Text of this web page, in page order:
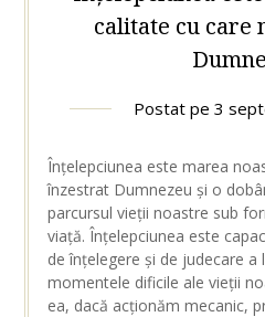
calitate cu care
Postat pe 3
Înțelepciunea este marea
înzestrat Dumnezeu și o
parcursul vieții noastre sub
viață. Înțelepciunea este
de înțelegere și de judecare a
momentele dificile ale vieții
ea, dacă acționăm mecanic,